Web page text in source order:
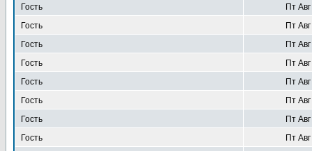
Гость
Пт
Гость
Пт
Гость
Пт
Гость
Пт
Гость
Пт
Гость
Пт
Гость
Пт
Гость
Пт